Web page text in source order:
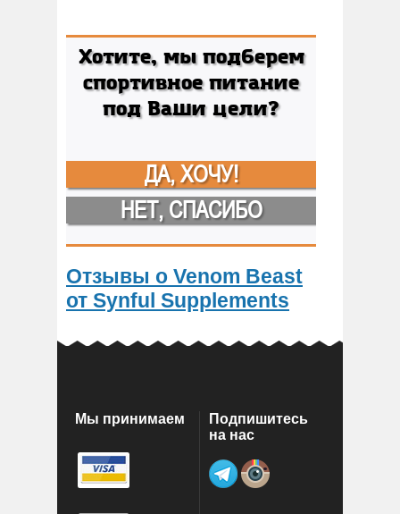
Хотите, мы подберем
спортивное питание
под Ваши цели?
ДА, ХОЧУ!
НЕТ, СПАСИБО
Отзывы о Venom Beast
от Synful Supplements
Мы принимаем
Подпишитесь
на нас